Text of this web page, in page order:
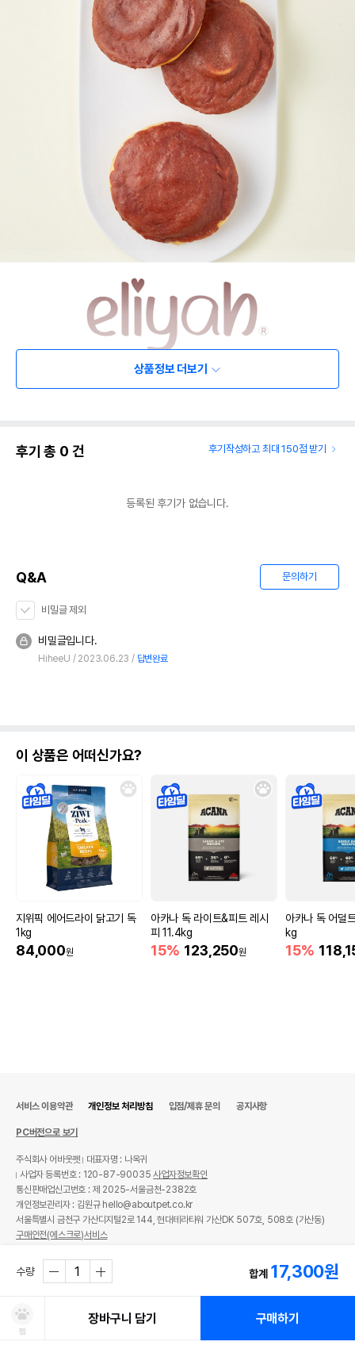
상품정보 더보기
후기 총 0 건 후기작성하고 최대 150점 받기
등록된 후기가 없습니다.
Q&A 문의하기
비밀글 제외
비밀글입니다.
HiheeU 2023.06.23 답변완료
이 상품은 어떠신가요?
지위픽 에어드라이 닭고기 독
1kg
84,000원
아카나 독 라이트&피트 레시
피 11.4kg
15% 123,250원
아카나 독 어덜
kg
15%
수량 합계 17,300원
찜
장바구니 담기 구매하기
서비스 이용약관 개인정보 처리방침 입점/제휴 문의 공지사항
PC버전으로 보기
주식회사 어바웃펫
대표자명 : 나옥귀
사업자 등록번호 : 120-87-90035사업자정보확인
통신판매업신고번호 : 제 2025-서울금천-2382호
개인정보관리자 : 김원규 hello@aboutpet.co.kr
서울특별시 금천구 가산디지털2로 144, 현대테라타워 가산DK 507호, 508호 (가산동)
구매안전(에스크로)서비스